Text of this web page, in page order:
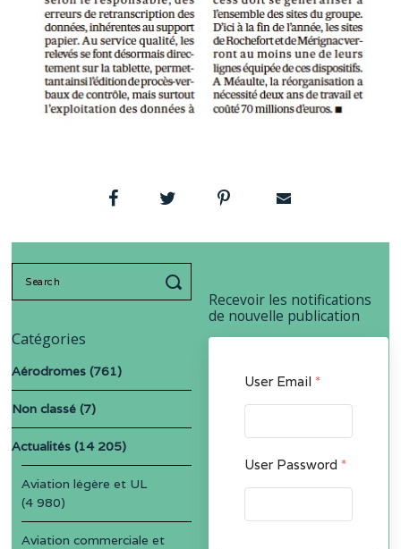
Recevoir les notifications
de nouvelle publication
User Email *
User Password *
Catégories
Aérodromes (761)
Non classé (7)
Actualités (14 205)
Aviation légère et UL
(4 980)
Aviation commerciale et